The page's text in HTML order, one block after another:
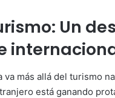
Un
va más allá del turismo
está ganando